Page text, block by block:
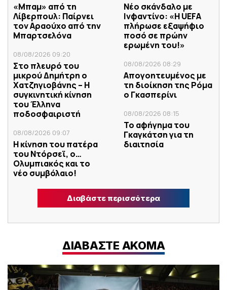
«Μπαμ» από τη
Λίβερπουλ: Παίρνει
τον Αραούχο από την
Μπαρτσελόνα
08/08/2026 09:20
Στο πλευρό του
μικρού Δημήτρη ο
Χατζηγιοβάνης – Η
συγκινητική κίνηση
του Έλληνα
ποδοσφαιριστή
08/08/2026 09:07
Η κίνηση του πατέρα
του Ντόρσεϊ, ο…
Ολυμπιακός και το
νέο συμβόλαιο!
Νέο σκάνδαλο με
Ινφαντίνο: «Η UEFA
πλήρωσε εξαψήφιο
ποσό σε πρώην
ερωμένη του!»
08/08/2026 08:29
Απογοητευμένος με
τη διοίκηση της Ρόμα
ο Γκασπερίνι
08/08/2026 08:15
Το αφήγημα του
Γκαγκάτση για τη
διαιτησία
Διαβάστε περισσότερα
ΔΙΑΒΑΣΤΕ ΑΚΟΜΑ